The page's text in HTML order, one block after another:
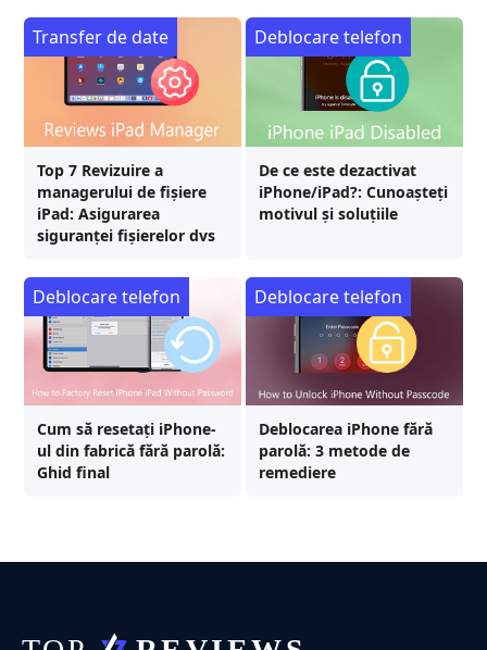
Top 7 Revizuire a
managerului de fișiere
iPad: Asigurarea
siguranței fișierelor dvs
Transfer de date
De ce este dezactivat
iPhone/iPad?: Cunoașteți
motivul și soluțiile
Deblocare telefon
Cum să resetați iPhone-
ul din fabrică fără parolă:
Ghid final
Deblocare telefon
Deblocarea iPhone fără
parolă: 3 metode de
remediere
Deblocare telefon